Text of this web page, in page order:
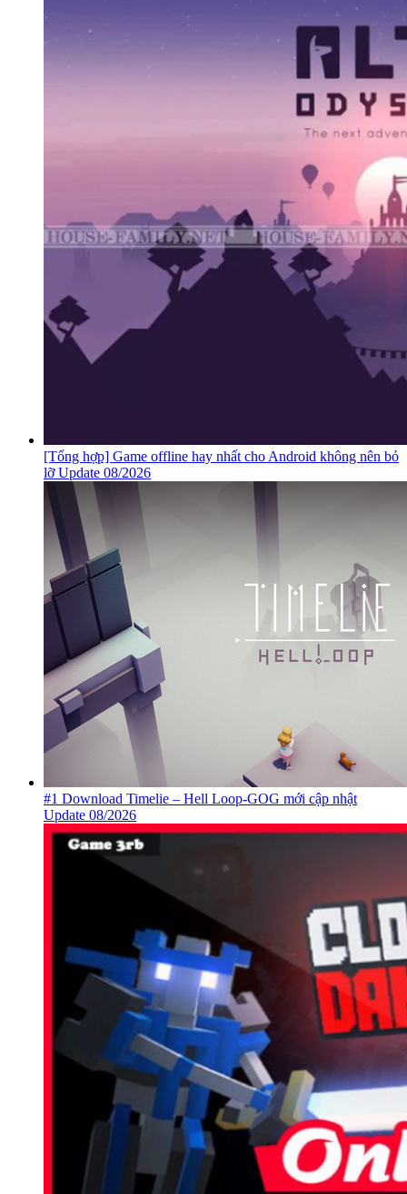
[Tổng hợp] Game offline hay nhất cho Android không nên bỏ
lỡ Update 08/2026
#1 Download Timelie – Hell Loop-GOG mới cập nhật
Update 08/2026